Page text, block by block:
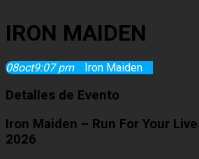
IRON MAIDEN
08oct9:07 pm Iron Maiden
Detalles de Evento
Iron Maiden – Run For Your
2026